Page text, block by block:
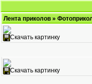
Лента приколов »
Скачать картинку
Скачать картинку